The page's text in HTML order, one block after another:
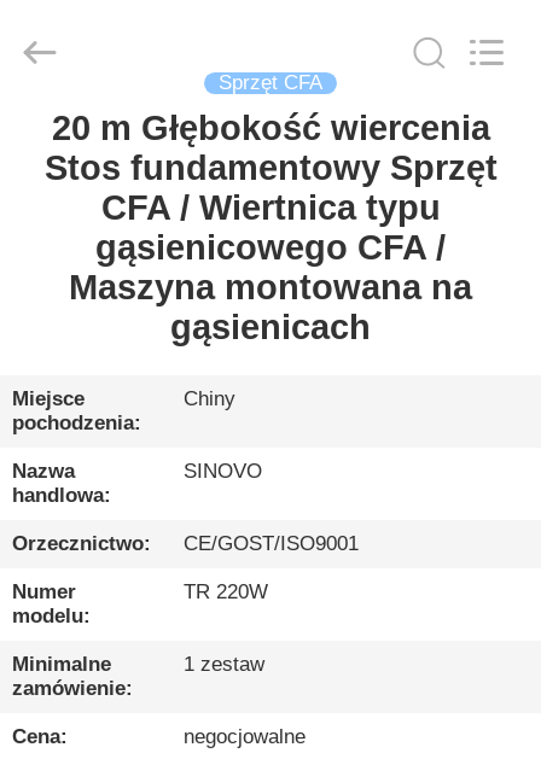
DOM
PRODUKTY
POKAZ
O
NAS
WYCIECZKA
PO
FABRYCE
KONTROLA
JAKOŚCI
Heavy
Industry
Reserved.
Sprzęt CFA
20 m Głębokość wiercenia
Stos fundamentowy Sprzęt
CFA / Wiertnica typu
gąsienicowego CFA /
Maszyna montowana na
gąsienicach
Miejsce
pochodzenia:
Chiny
Nazwa
handlowa:
SINOVO
Orzecznictwo: CE/GOST/ISO9001
Numer
modelu:
TR 220W
Minimalne
zamówienie:
1 zestaw
Cena: negocjowalne